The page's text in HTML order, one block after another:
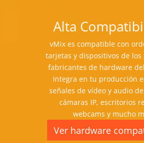
Alta
vMix es compatible con
tarjetas y dispositivos de
fabricantes de hardware
Integra en tu producción
señales de vídeo y audio
cámaras IP, escritorios
webcams y mucho
Ver hardware